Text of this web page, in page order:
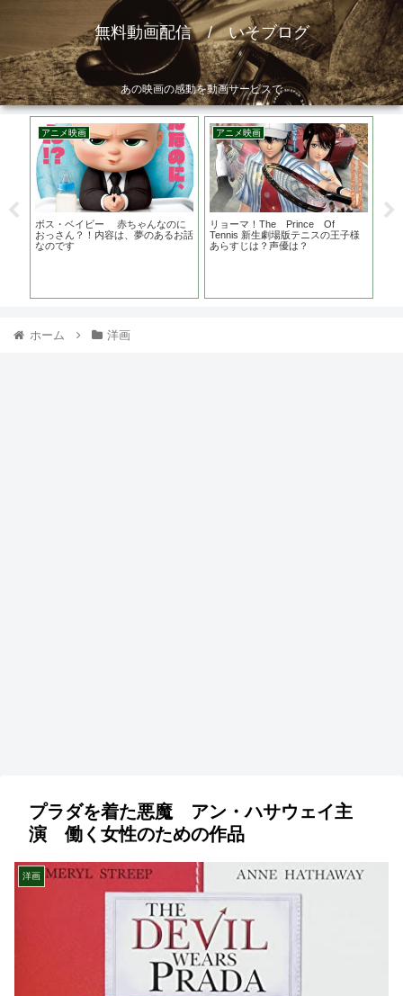
無料動画配信 / いそブログ
あの映画の感動を動画サービスで
アニメ映画
ボス・ベイビー 赤ちゃんなのに
おっさん？！内容は、夢のあるお話
なのです
アニメ映画
リョーマ！The Prince Of
Tennis 新生劇場版テニスの王子様
あらすじは？声優は？
ホーム 洋画
プラダを着た悪魔 アン・ハサウェイ主
演 働く女性のための作品
洋画